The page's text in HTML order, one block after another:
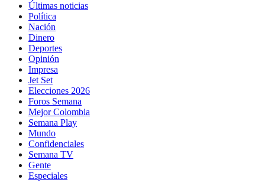
Últimas noticias
Política
Nación
Dinero
Deportes
Opinión
Impresa
Jet Set
Elecciones 2026
Foros Semana
Mejor Colombia
Semana Play
Mundo
Confidenciales
Semana TV
Gente
Especiales